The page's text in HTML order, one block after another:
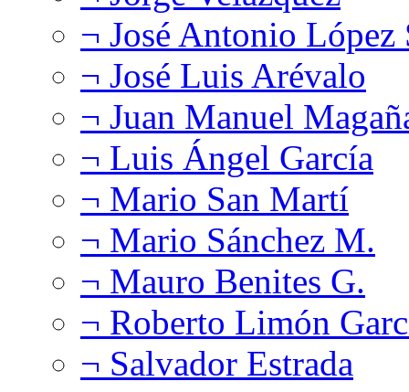
¬ José Antonio López
¬ José Luis Arévalo
¬ Juan Manuel
¬ Luis Ángel García
¬ Mario San Martí
¬ Mario Sánchez M.
¬ Mauro Benites G.
¬ Roberto Limón
¬ Salvador Estrada